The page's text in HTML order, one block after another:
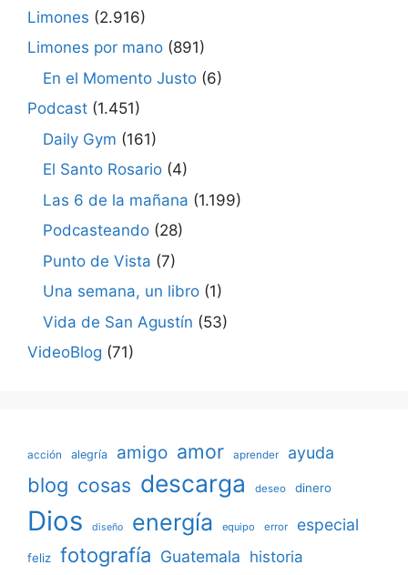
Limones (2.916)
Limones por mano (891)
En el Momento Justo (6)
Podcast (1.451)
Daily Gym (161)
El Santo Rosario (4)
Las 6 de la mañana (1.199)
Podcasteando (28)
Punto de Vista (7)
Una semana, un libro (1)
Vida de San Agustín (53)
VideoBlog (71)
acción alegría amigo amor aprender ayuda
blog cosas descarga deseo dinero
Dios diseño energía equipo error especial
feliz fotografía Guatemala historia